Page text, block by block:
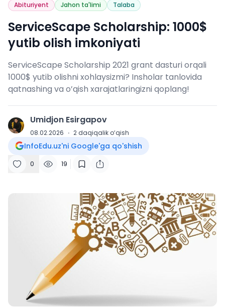
Abituriyent Jahon ta'limi Talaba
ServiceScape Scholarship: 1000$
yutib olish imkoniyati
ServiceScape Scholarship 2021 grant dasturi orqali
1000$ yutib olishni xohlaysizmi? Insholar tanlovida
qatnashing va o’qish xarajatlaringizni qoplang!
U Umidjon Esirgapov
08.02.2026 · 2 daqiqalik o‘qish
InfoEdu.uz'ni Google'ga qo'shish
0 19